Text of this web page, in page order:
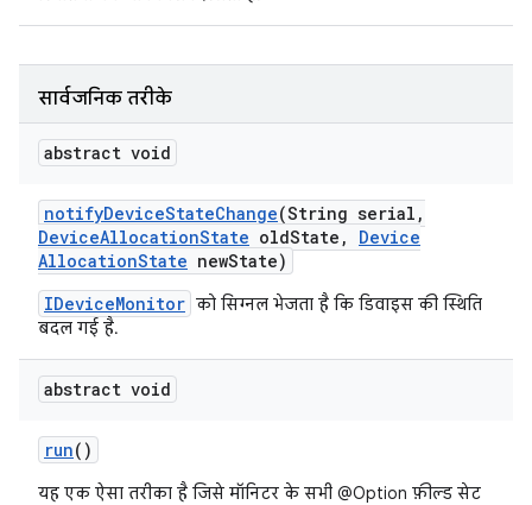
सार्वजनिक तरीके
abstract void
notifyDeviceStateChange(String serial ,
DeviceAllocationState oldState ,
Device
AllocationState newState)
IDeviceMonitor को सिग्नल भेजता है कि डिवाइस की स्थिति
बदल गई है.
abstract void
run()
यह एक ऐसा तरीका है जिसे मॉनिटर के सभी @Option फ़ील्ड सेट